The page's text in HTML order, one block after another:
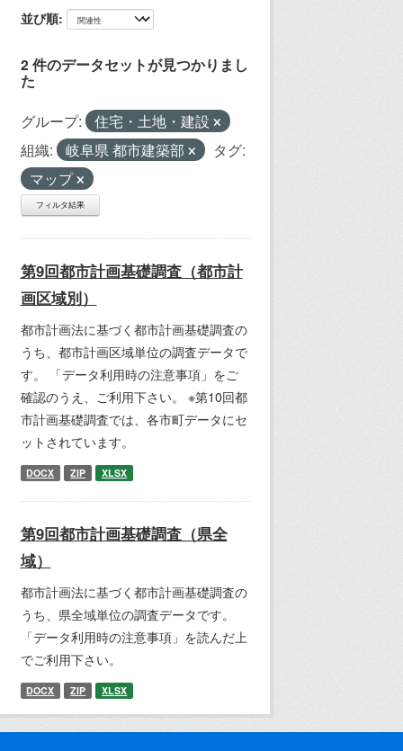
並び順
2 件のデータセットが見つかりまし
た
グループ:
住宅・土地・建設
組織:
岐阜県 都市建築部
タグ:
マップ
フィルタ結果
第9回都市計画基礎調査（都市計
画区域別）
都市計画法に基づく都市計画基礎調査の
うち、都市計画区域単位の調査データで
す。 「データ利用時の注意事項」をご
確認のうえ、ご利用下さい。 ※第10回都
市計画基礎調査では、各市町データにセ
ットされています。
DOCX ZIP XLSX
第9回都市計画基礎調査（県全
域）
都市計画法に基づく都市計画基礎調査の
うち、県全域単位の調査データです。
「データ利用時の注意事項」を読んだ上
でご利用下さい。
DOCX ZIP XLSX